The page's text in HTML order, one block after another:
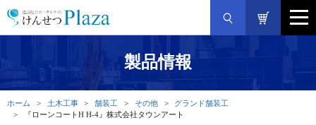
製品情報
ホーム 土木工事 舗装工 その他
グランド舗装工
『ローンコートH H-4』株式会社タウンアート